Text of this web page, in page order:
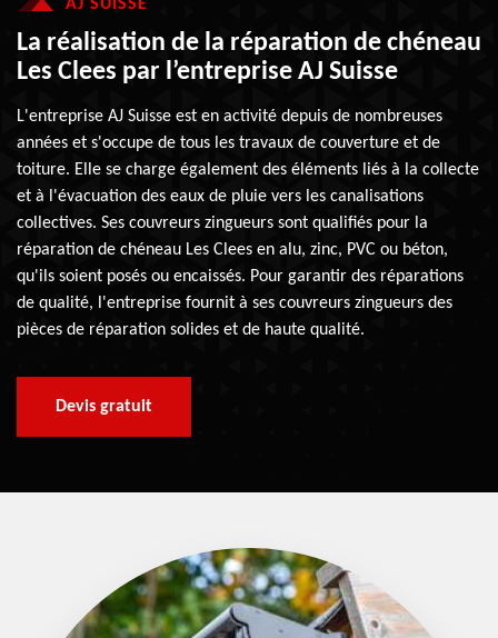
AJ SUISSE
La réalisation de la réparation de chéneau
Les Clees par l’entreprise AJ Suisse
L'entreprise AJ Suisse est en activité depuis de nombreuses
années et s'occupe de tous les travaux de couverture et de
toiture. Elle se charge également des éléments liés à la collecte
et à l'évacuation des eaux de pluie vers les canalisations
collectives. Ses couvreurs zingueurs sont qualifiés pour la
réparation de chéneau Les Clees en alu, zinc, PVC ou béton,
qu'ils soient posés ou encaissés. Pour garantir des réparations
de qualité, l'entreprise fournit à ses couvreurs zingueurs des
pièces de réparation solides et de haute qualité.
Devis gratuit